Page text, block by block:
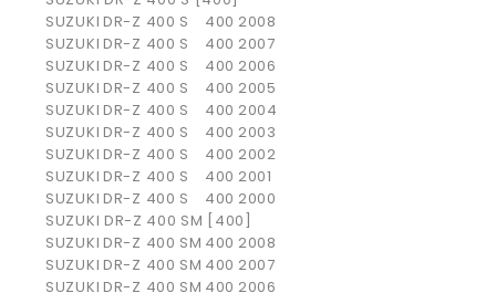
SUZUKI DR-Z 400 S 400 2008
SUZUKI DR-Z 400 S 400 2007
SUZUKI DR-Z 400 S 400 2006
SUZUKI DR-Z 400 S 400 2005
SUZUKI DR-Z 400 S 400 2004
SUZUKI DR-Z 400 S 400 2003
SUZUKI DR-Z 400 S 400 2002
SUZUKI DR-Z 400 S 400 2001
SUZUKI DR-Z 400 S 400 2000
SUZUKI DR-Z 400 SM [400]
SUZUKI DR-Z 400 SM 400 2008
SUZUKI DR-Z 400 SM 400 2007
SUZUKI DR-Z 400 SM 400 2006